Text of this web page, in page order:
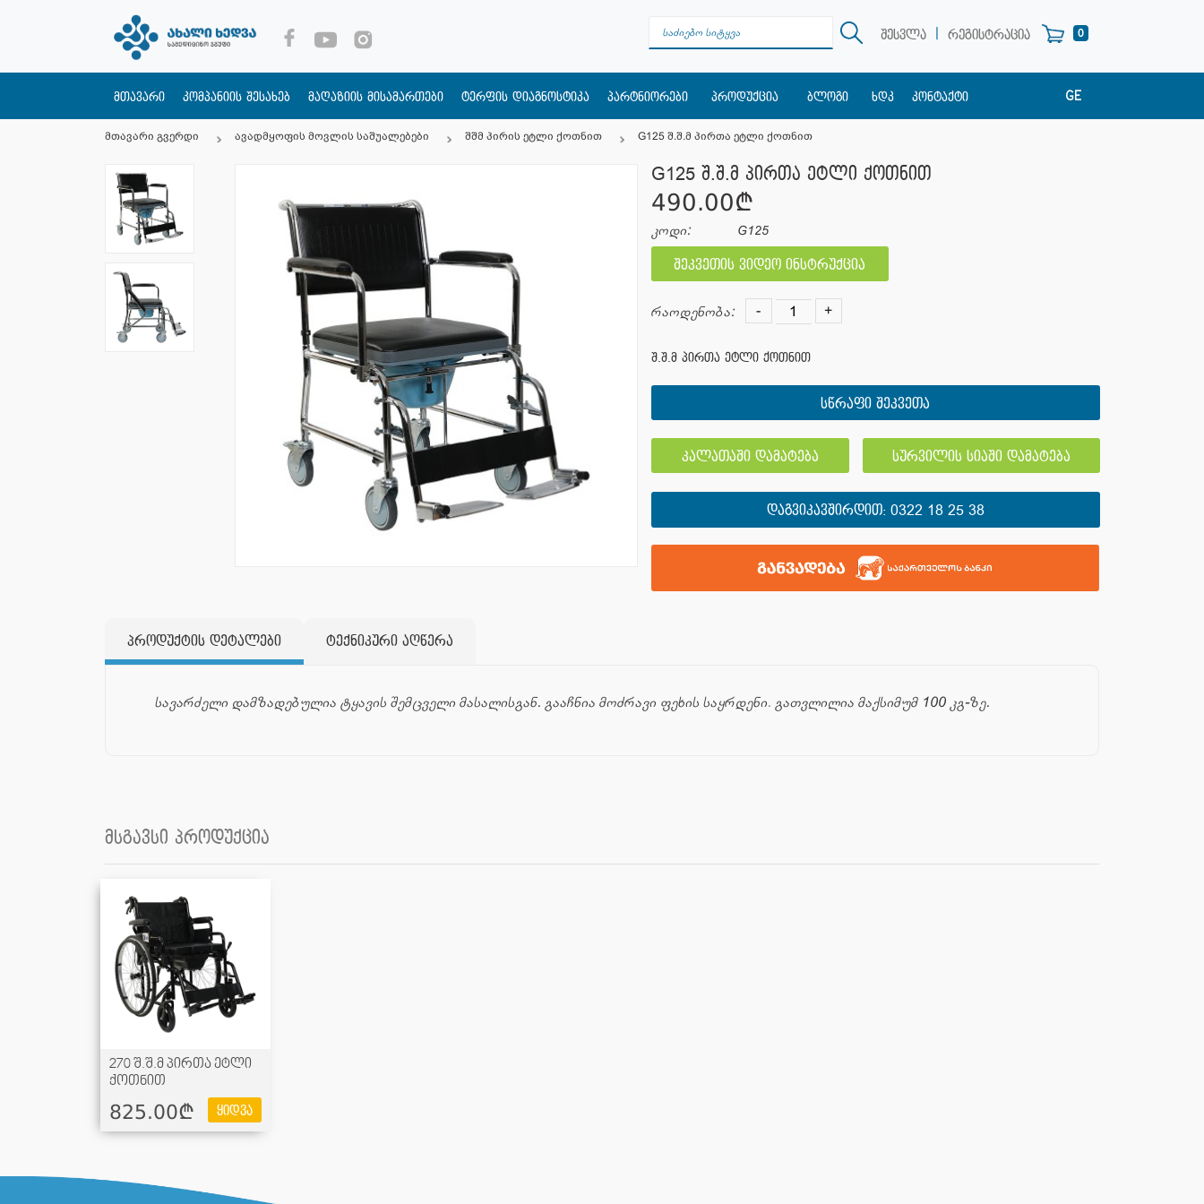
შესვლა | რეგისტრაცია 0
მთავარი კომპანიის შესახებ მაღაზიის მისამართები ტერფის დიაგნოსტიკა პარტნიორები პროდუქცია ბლოგი ხდკ კონტაქტი GE
მთავარი გვერდი ავადმყოფის მოვლის საშუალებები შშმ პირის ეტლი ქოთნით G125 შ.შ.მ პირთა ეტლი ქოთნით
G125 შ.შ.მ პირთა ეტლი ქოთნით
490.00¢
კოდი: G125
შეკვეთის ვიდეო ინსტრუქცია
რაოდენობა: - +
შ.შ.მ პირთა ეტლი ქოთნით
სწრაფი შეკვეთა
კალათაში დამატება სურვილის სიაში დამატება
ᲓᲐᲒᲕᲘᲙᲐᲕᲨᲘᲠᲓᲘᲗ: 0322 18 25 38
პროდუქტის დეტალები ტექნიკური აღწერა
სავარძელი დამზადებულია ტყავის შემცველი მასალისგან. გააჩნია მოძრავი ფეხის საყრდენი. გათვლილია მაქსიმუმ 100 კგ-ზე.
მსგავსი პროდუქცია
270 შ.შ.მ პირთა ეტლი
ქოთნით
825.00¢ ყიდვა